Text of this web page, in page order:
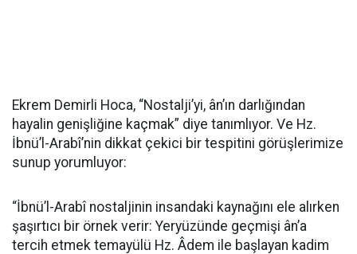
Ekrem Demirli Hoca, “Nostalji’yi, ân’ın darlığından
hayalin genişliğine kaçmak” diye tanımlıyor. Ve Hz.
İbnü’l-Arabî’nin dikkat çekici bir tespitini görüşlerimize
sunup yorumluyor:
“İbnü’l-Arabî nostaljinin insandaki kaynağını ele alırken
şaşırtıcı bir örnek verir: Yeryüzünde geçmişi ân’a
tercih etmek temayülü Hz. Âdem ile başlayan kadim